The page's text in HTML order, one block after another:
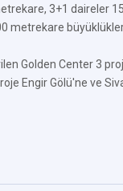
3+1 daireler
metrekare
Golden Center 3
Engir Gölü'ne ve